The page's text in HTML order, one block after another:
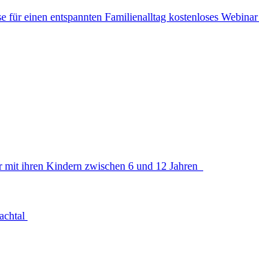
für einen entspannten Familienalltag kostenloses Webinar
ihren Kindern zwischen 6 und 12 Jahren